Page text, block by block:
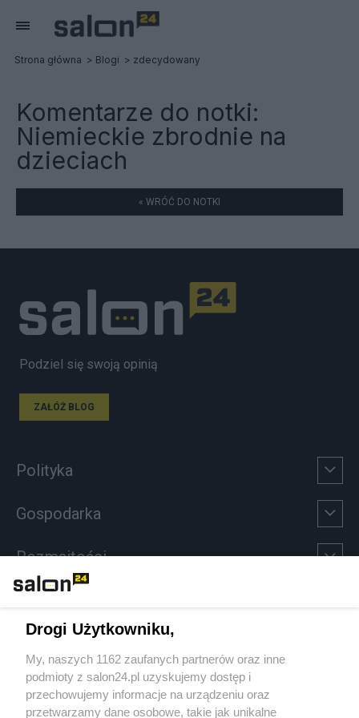
Strona główna Blogi zdecydowany
Komentarze do notki:
Niemieckie zbrodnie na
dzieciach
« WRÓĆ DO NOTKI
Podziel się swoją opinią
ZAŁÓŻ BLOG
Polityka
Gospodarka
Rozmaitości
Sport
Społeczeństwo
Drogi Użytkowniku,
My, naszych 1162 zaufanych partnerów oraz inne
podmioty z salon24.pl uzyskujemy dostęp i
przechowujemy informacje na urządzeniu oraz
przetwarzamy dane osobowe, takie jak unikalne